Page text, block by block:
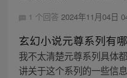
1 个回答 2024年11月04日
玄幻小说元尊系列有
我不太清楚元尊系列具体
讲关于这个系列的一些信